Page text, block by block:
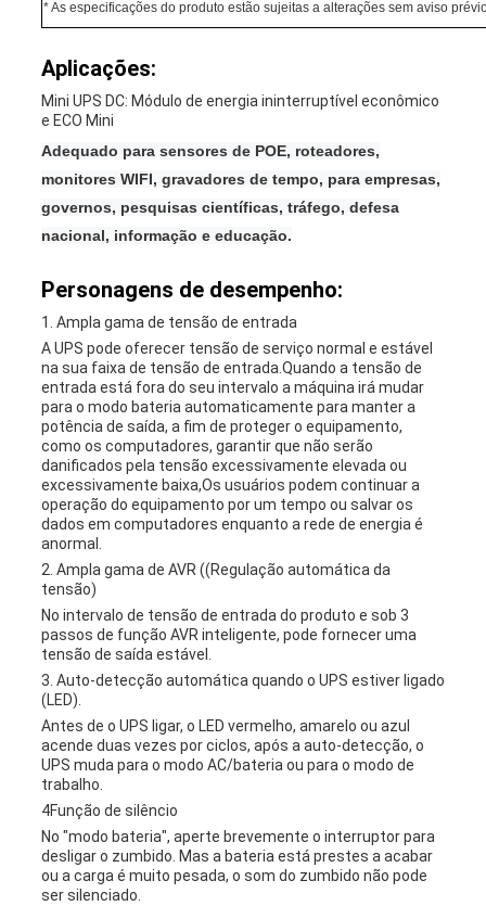
* As especificações do produto estão sujeitas a alterações sem aviso
Aplicações:
Mini UPS DC: Módulo de energia ininterruptível econômico
e ECO Mini
Adequado para sensores de POE, roteadores,
monitores WIFI, gravadores de tempo, para empresas,
governos, pesquisas científicas, tráfego, defesa
nacional, informação e educação.
Personagens de desempenho:
1. Ampla gama de tensão de entrada
A UPS pode oferecer tensão de serviço normal e estável
na sua faixa de tensão de entrada.Quando a tensão de
entrada está fora do seu intervalo a máquina irá mudar
para o modo bateria automaticamente para manter a
potência de saída, a fim de proteger o equipamento,
como os computadores, garantir que não serão
danificados pela tensão excessivamente elevada ou
excessivamente baixa,Os usuários podem continuar a
operação do equipamento por um tempo ou salvar os
dados em computadores enquanto a rede de energia é
anormal.
2. Ampla gama de AVR ((Regulação automática da
tensão)
No intervalo de tensão de entrada do produto e sob 3
passos de função AVR inteligente, pode fornecer uma
tensão de saída estável.
3. Auto-detecção automática quando o UPS estiver ligado
(LED).
Antes de o UPS ligar, o LED vermelho, amarelo ou azul
acende duas vezes por ciclos, após a auto-detecção, o
UPS muda para o modo AC/bateria ou para o modo de
trabalho.
4Função de silêncio
No "modo bateria", aperte brevemente o interruptor para
desligar o zumbido. Mas a bateria está prestes a acabar
ou a carga é muito pesada, o som do zumbido não pode
ser silenciado.